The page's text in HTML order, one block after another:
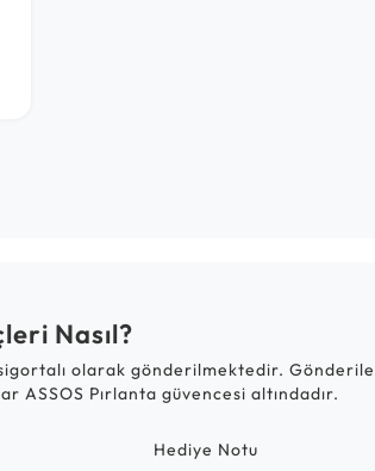
Nasıl?
olarak gönderilmektedir.
ASSOS Pırlanta güvencesi altındadır.
Hediye Notu